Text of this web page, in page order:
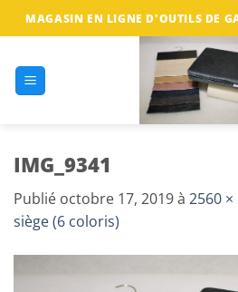
Passer
au
MAGASIN EN LIGNE D'OUTILS DE
IMG_9341
Publié octobre 17, 2019à 2560 ×
siège (6 coloris)